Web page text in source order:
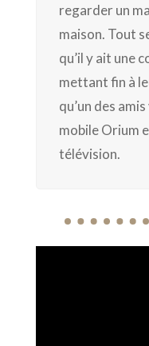
regarder un
maison. Tout
qu’il y ait une
mettant fin à
qu’un des
mobile Orium
télévision.